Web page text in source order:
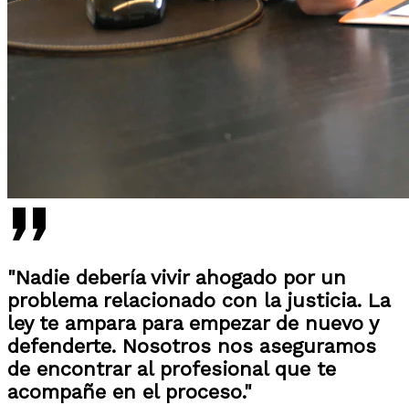
"Nadie debería vivir ahogado por un
problema relacionado con la justicia. La
ley te ampara para empezar de nuevo y
defenderte. Nosotros nos aseguramos
de encontrar al profesional que te
acompañe en el proceso."